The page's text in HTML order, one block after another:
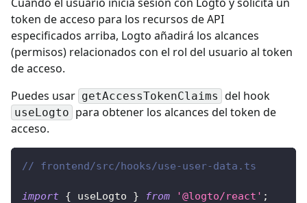
token de acceso para los recursos de API
especificados arriba, Logto añadirá los alcances
(permisos) relacionados con el rol del usuario al token
de acceso.
Puedes usar getAccessTokenClaims del hook
useLogto para obtener los alcances del token de
acceso.
// frontend/src/hooks/use-user-data.ts
import { useLogto } from '@logto/react' ;